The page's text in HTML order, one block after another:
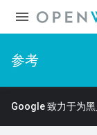
参考
Google 致力于为黑